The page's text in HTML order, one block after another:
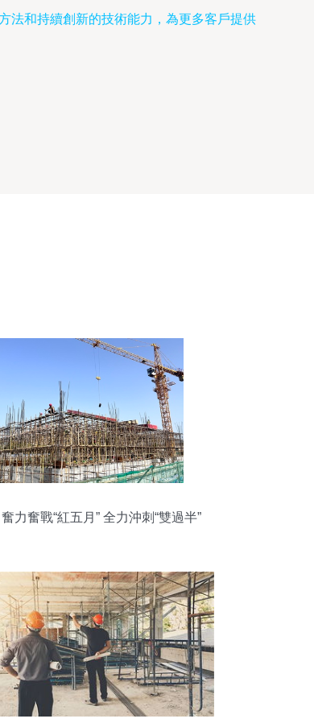
法和持續創新的技術能力，為更多客戶提供
力奮戰“紅五月” 全力沖刺“雙過半”